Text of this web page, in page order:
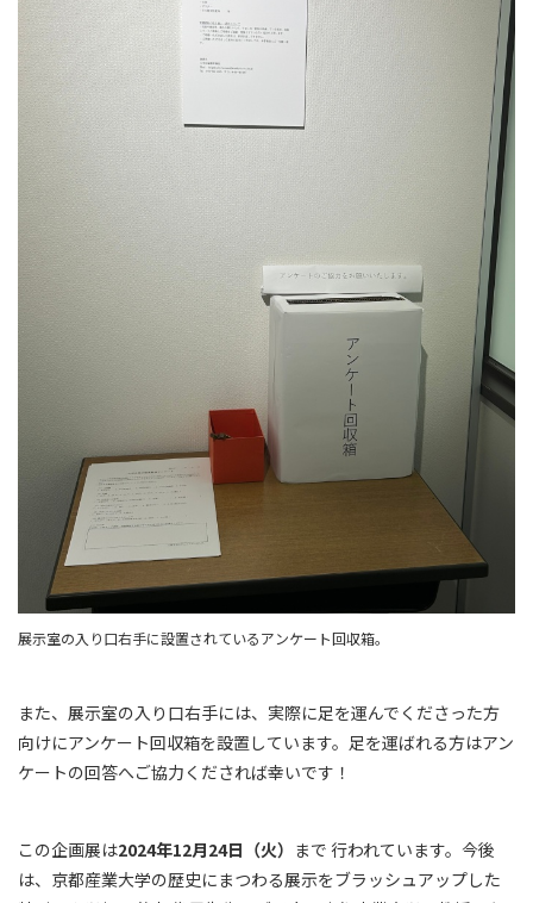
展示室の入り口右手に設置されているアンケート回収箱。
また、展示室の入り口右手には、実際に足を運んでくださった方
向けにアンケート回収箱を設置しています。足を運ばれる方はアン
ケートの回答へご協力くだされば幸いです！
この企画展は2024年12月24日（火） まで 行われています。今後
は、京都産業大学の歴史にまつわる展示をブラッシュアップした